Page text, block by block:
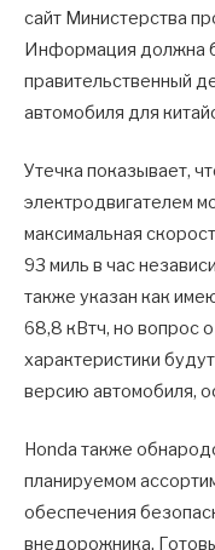
сайт Министерства
Информация должна
правительственный
автомобиля для
Утечка показывает,
электродвигателем
максимальная
93 миль в час
также указан как
68,8 кВтч, но вопрос
характеристики
версию автомобиля,
Honda также
планируемом
обеспечения
внедорожника.